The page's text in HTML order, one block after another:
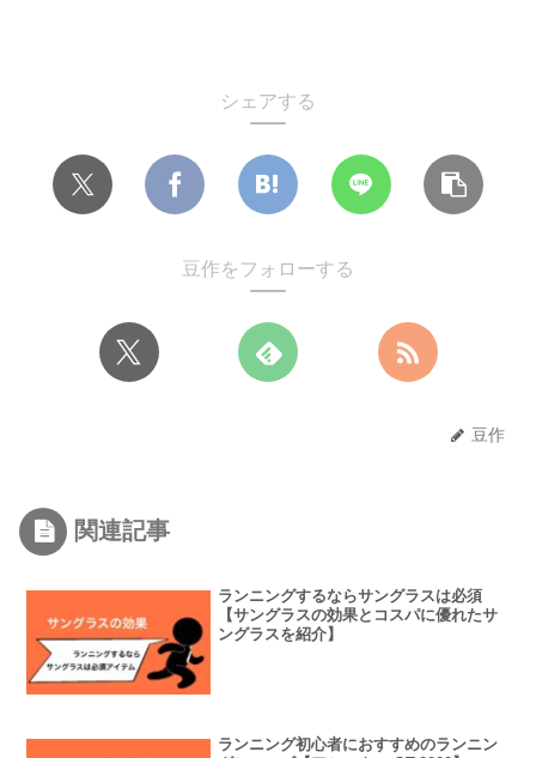
シェアする
豆作をフォローする
豆作
関連記事
ランニングするならサングラスは必須
【サングラスの効果とコスパに優れたサ
ングラスを紹介】
ランニング初心者におすすめのランニン